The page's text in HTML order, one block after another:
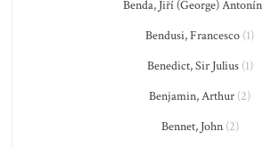
Benda, Jiří (George) Antonín
Bendusi, Francesco (1)
Benedict, Sir Julius(1)
Benjamin, Arthur (2)
Bennet, John(2)